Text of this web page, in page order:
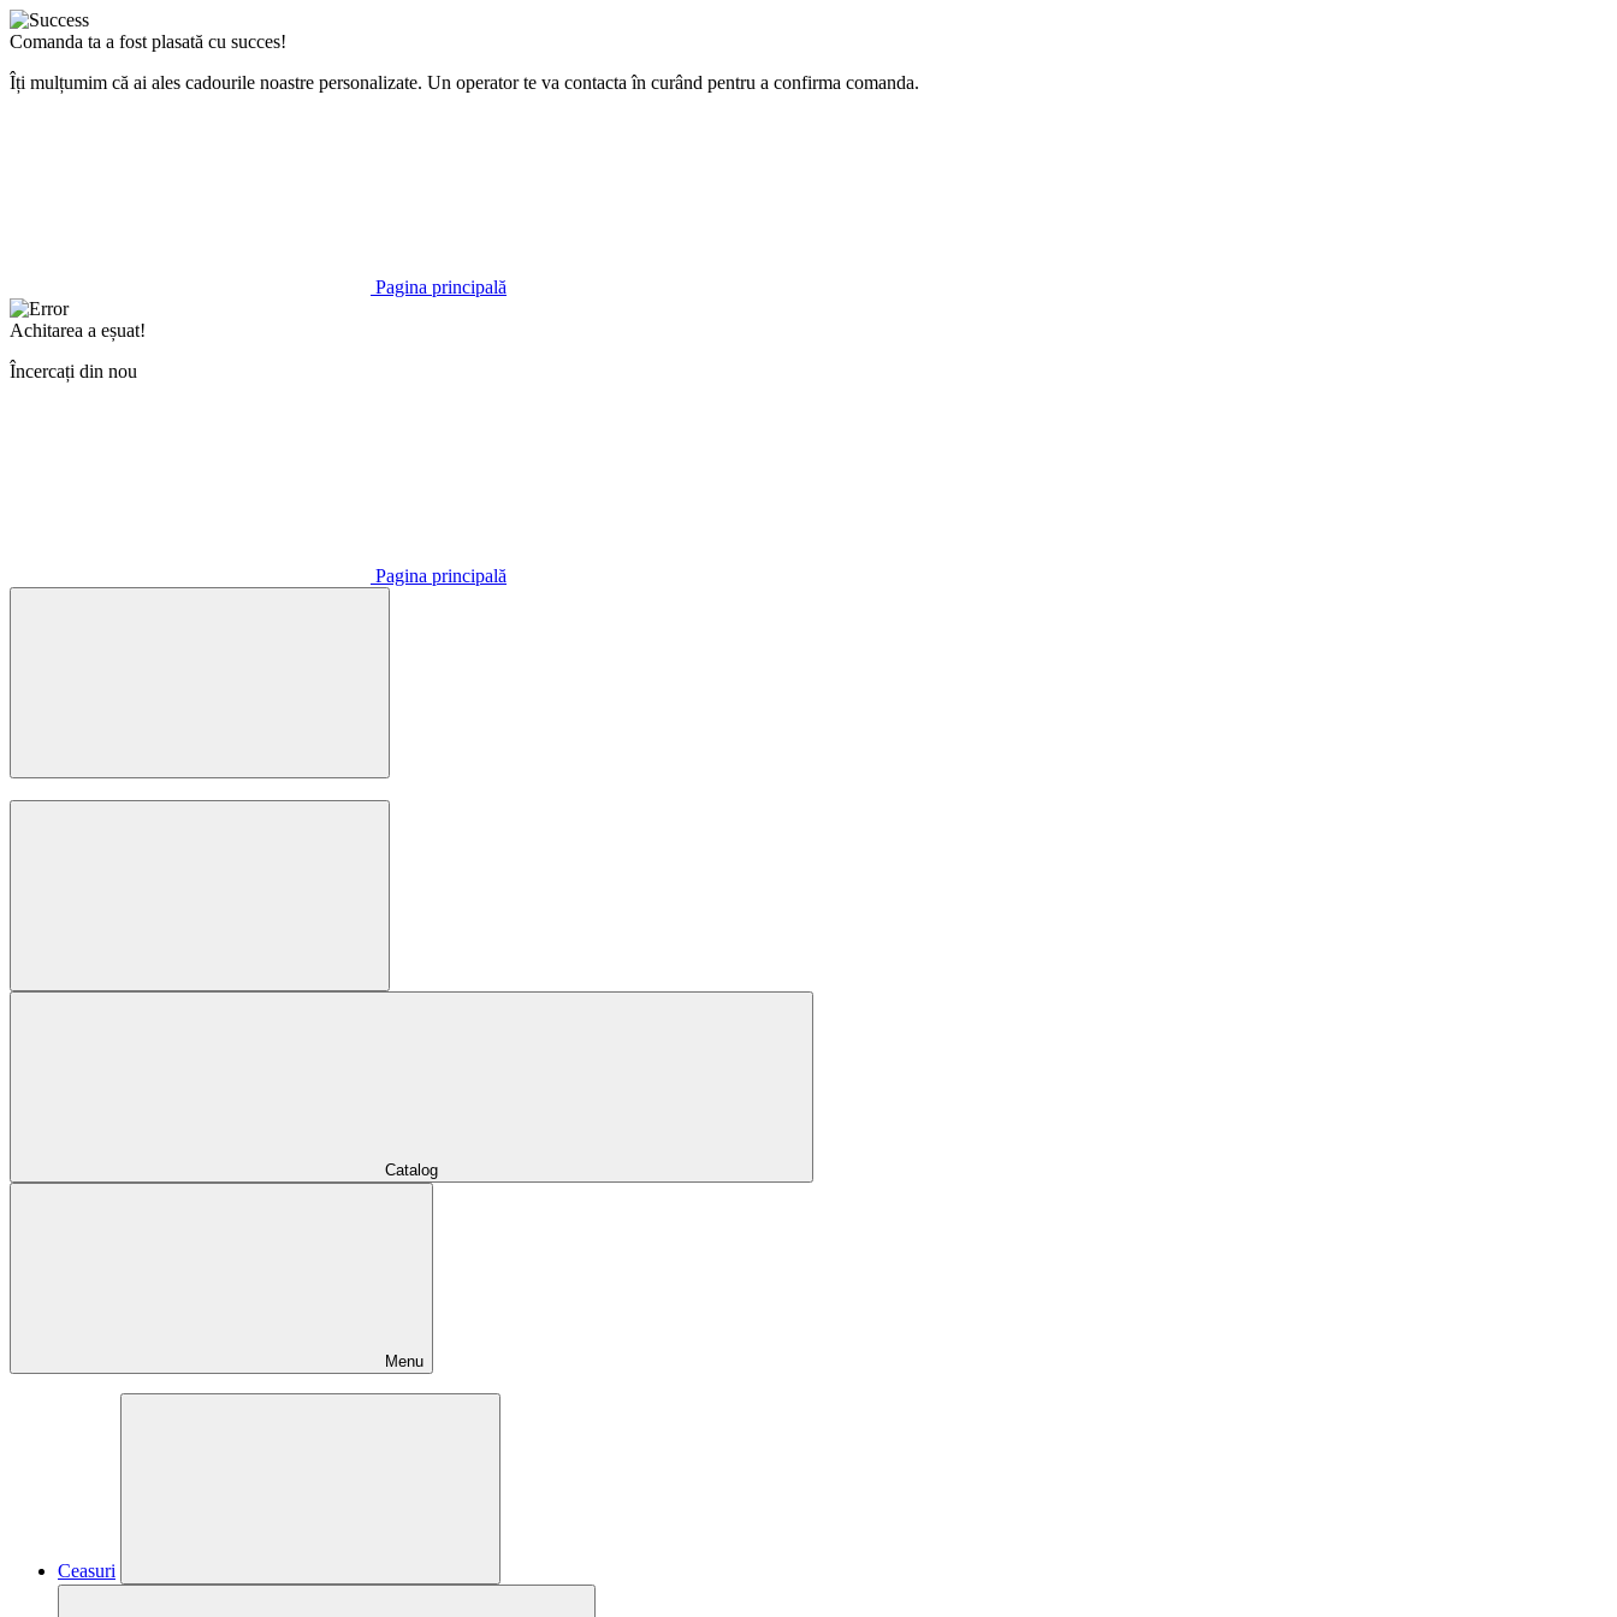
Comanda ta a fost plasată cu succes!
Îți mulțumim că ai ales cadourile noastre personalizate. Un operator te va contacta în curând pentru a confirma comanda.
Pagina principală
Achitarea a eșuat!
Încercați din nou
Pagina principală
Catalog
Menu
Ceasuri